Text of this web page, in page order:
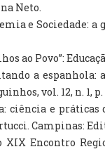
Neto.
e Sociedade:
ao Povo”:
a
vol. 12, n. 1,
e práticas
Campinas:
Encontro